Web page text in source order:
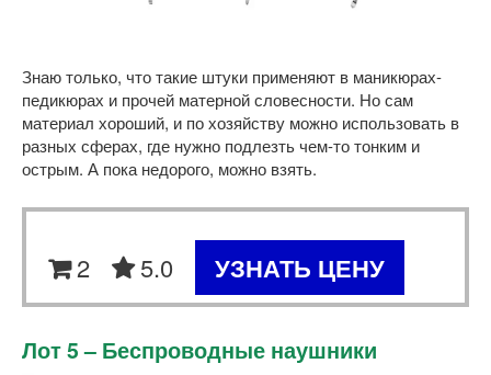
Знаю только, что такие штуки применяют в маникюрах-
педикюрах и прочей матерной словесности. Но сам
материал хороший, и по хозяйству можно использовать в
разных сферах, где нужно подлезть чем-то тонким и
острым. А пока недорого, можно взять.
2 5.0 УЗНАТЬ ЦЕНУ
Лот 5 – Беспроводные наушники